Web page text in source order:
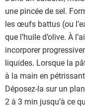
une pincée de sel.
les œufs battus (ou
que l’huile d’olive. À
incorporer
liquides. Lorsque la
à la main en
Déposez-la sur un
2 à 3 min jusqu’à ce